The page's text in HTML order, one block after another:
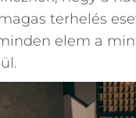
terhelés
elem a